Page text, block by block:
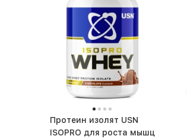
Протеин изолят USN
ISOPRO для роста мышц